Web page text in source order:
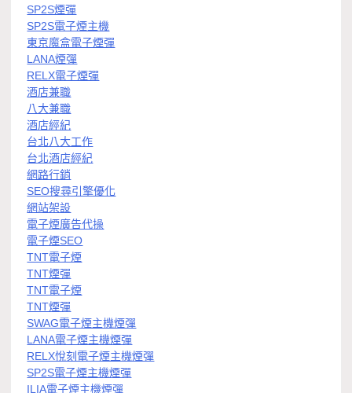
SP2S煙彈
SP2S電子煙主機
東京魔盒電子煙彈
LANA煙彈
RELX電子煙彈
酒店兼職
八大兼職
酒店經紀
台北八大工作
台北酒店經紀
網路行銷
SEO搜尋引擎優化
網站架設
電子煙廣告代操
電子煙SEO
TNT電子煙
TNT煙彈
TNT電子煙
TNT煙彈
SWAG電子煙主機煙彈
LANA電子煙主機煙彈
RELX悅刻電子煙主機煙彈
SP2S電子煙主機煙彈
ILIA電子煙主機煙彈